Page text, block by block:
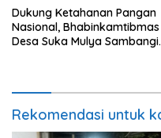
Dukung Ketahanan Pangan
Nasional, Bhabinkamtibmas
Desa Suka Mulya Sambangi
Rekomendasi untuk